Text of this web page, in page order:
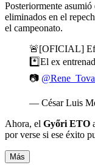
Posteriormente
eliminados en el
el campeonato.
🚨[OFICIAL]
*️⃣El ex
📷
— César Luis
Ahora, el Győri ETO
por verse si ese éxito
Más